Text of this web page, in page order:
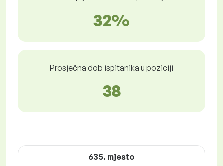
32%
Prosječna dob ispitanika u poziciji
38
635. mjesto